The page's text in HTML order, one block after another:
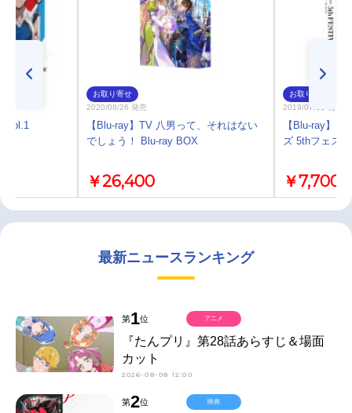
Vol.1
お取り寄せ
2020/08/26 発売
【Blu-ray】TV 八男って、それはない
でしょう！ Blu-ray BOX
￥26,400
お取り寄せ
2019/07/03 発売
【Blu-ray】
ズ 5thフェス
￥7,700
最新ニュースランキング
第1位
『たんプリ』第28話あらすじ＆場面
カット
2026-08-08 12:00
アニメ
第2位 映画